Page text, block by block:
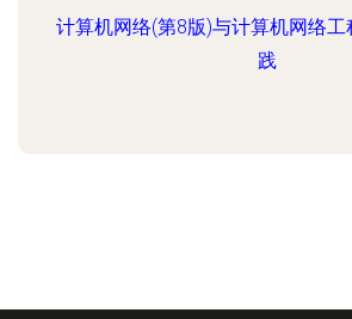
计算机网络(第8版)与计算机网络
践